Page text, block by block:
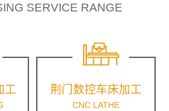
SERVICE RANGE
工 荆门数控车床加工
CNC LATHE